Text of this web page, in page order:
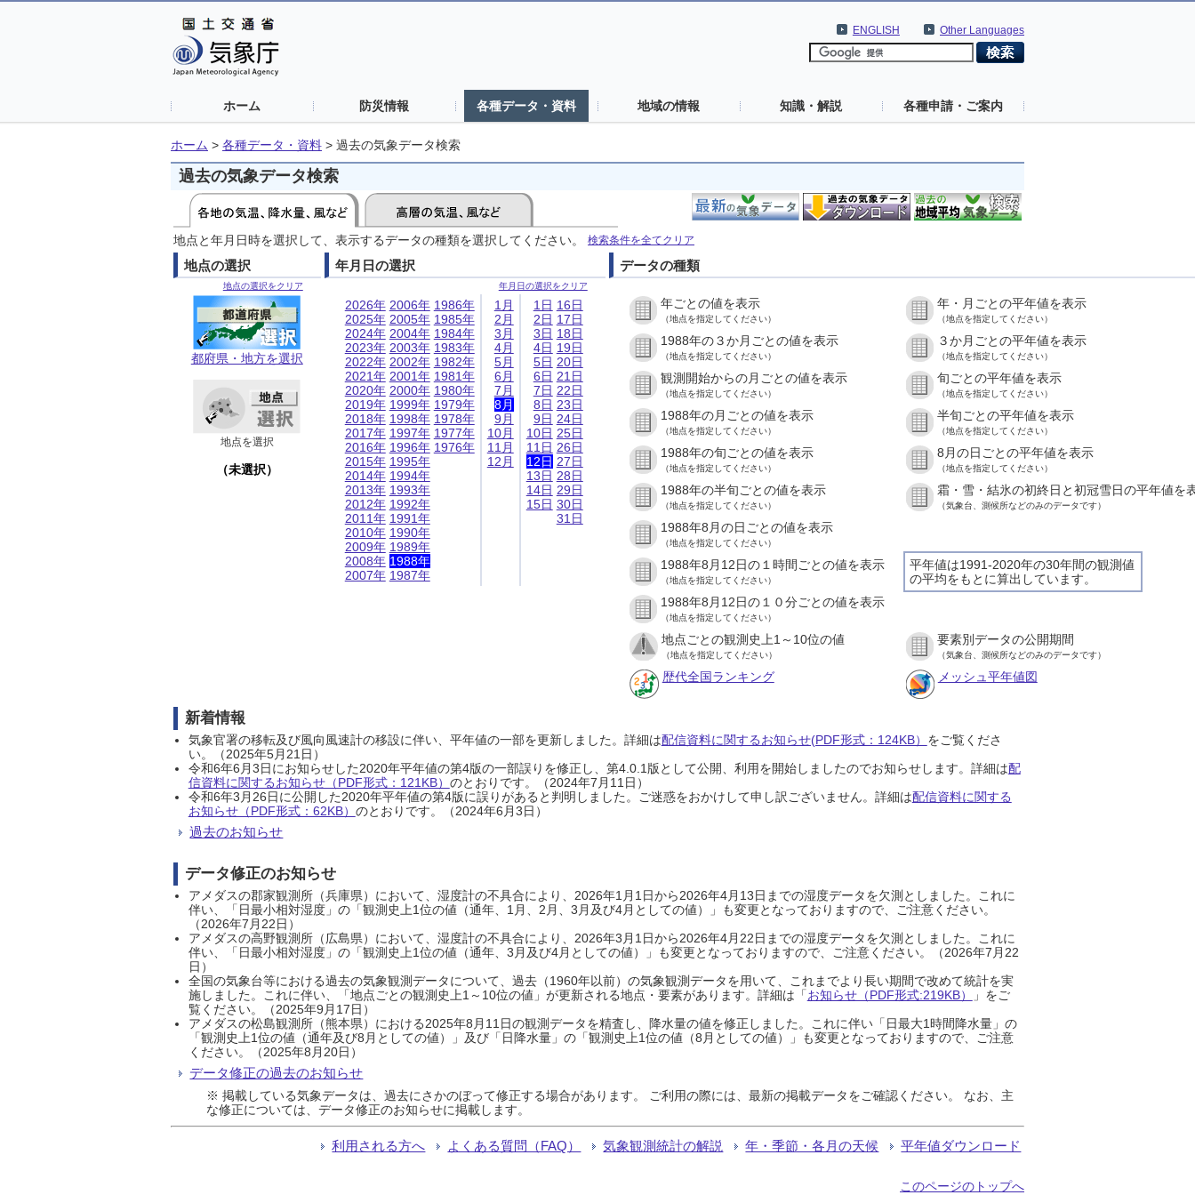
Other Languages
ENGLISH
ホーム 防災情報 各種データ・資料 地域の情報 知識・解説 各種申請・ご案内
ホーム > 各種データ・資料 > 過去の気象データ検索
過去の気象データ検索
地点と年月日時を選択して、表示するデータの種類を選択してください。 検索条件を全てクリア
地点の選択
地点の選択をクリア
都府県・地方を選択
地点を選択
（未選択）
年月日の選択
年月日の選択をクリア
2026年
2025年
2024年
2023年
2022年
2021年
2020年
2019年
2018年
2017年
2016年
2015年
2014年
2013年
2012年
2011年
2010年
2009年
2008年
2007年
2006年
2005年
2004年
2003年
2002年
2001年
2000年
1999年
1998年
1997年
1996年
1995年
1994年
1993年
1992年
1991年
1990年
1989年
1988年
1987年
1986年
1985年
1984年
1983年
1982年
1981年
1980年
1979年
1978年
1977年
1976年
1月
2月
3月
4月
5月
6月
7月
8月
9月
10月
11月
12月
1日
2日
3日
4日
5日
6日
7日
8日
9日
10日
11日
12日
13日
14日
15日
16日
17日
18日
19日
20日
21日
22日
23日
24日
25日
26日
27日
28日
29日
30日
31日
データの種類
年ごとの値を表示
（地点を指定してください）
年・月ごとの平年値を表示
（地点を指定してください）
1988年の３か月ごとの値を表示
（地点を指定してください）
３か月ごとの平年値を表示
（地点を指定してください）
観測開始からの月ごとの値を表示
（地点を指定してください）
旬ごとの平年値を表示
（地点を指定してください）
1988年の月ごとの値を表示
（地点を指定してください）
半旬ごとの平年値を表示
（地点を指定してください）
1988年の旬ごとの値を表示
（地点を指定してください）
8月の日ごとの平年値を表示
（地点を指定してください）
1988年の半旬ごとの値を表示
（地点を指定してください）
霜・雪・結氷の初終日と初冠雪日の平年値を
（気象台、測候所などのみのデータです）
1988年8月の日ごとの値を表示
（地点を指定してください）
平年値は1991-2020年の30年間の観測値
の平均をもとに算出しています。
1988年8月12日の１時間ごとの値を表示
（地点を指定してください）
1988年8月12日の１０分ごとの値を表示
（地点を指定してください）
地点ごとの観測史上1～10位の値
（地点を指定してください）
要素別データの公開期間
（気象台、測候所などのみのデータです）
歴代全国ランキング メッシュ平年値図
新着情報
気象官署の移転及び風向風速計の移設に伴い、平年値の一部を更新しました。詳細は配信資料に関するお知らせ(PDF形式：124KB） をご覧くださ
い。（2025年5月21日）
令和6年6月3日にお知らせした2020年平年値の第4版の一部誤りを修正し、第4.0.1版として公開、利用を開始しましたのでお知らせします。詳細は配
信資料に関するお知らせ（PDF形式：121KB） のとおりです。（2024年7月11日）
令和6年3月26日に公開した2020年平年値の第4版に誤りがあると判明しました。ご迷惑をおかけして申し訳ございません。詳細は配信資料に関する
お知らせ（PDF形式：62KB） のとおりです。（2024年6月3日）
過去のお知らせ
データ修正のお知らせ
アメダスの郡家観測所（兵庫県）において、湿度計の不具合により、2026年1月1日から2026年4月13日までの湿度データを欠測としました。これに
伴い、「日最小相対湿度」の「観測史上1位の値（通年、1月、2月、3月及び4月としての値）」も変更となっておりますので、ご注意ください。
（2026年7月22日）
アメダスの高野観測所（広島県）において、湿度計の不具合により、2026年3月1日から2026年4月22日までの湿度データを欠測としました。これに
伴い、「日最小相対湿度」の「観測史上1位の値（通年、3月及び4月としての値）」も変更となっておりますので、ご注意ください。（2026年7月22
日）
全国の気象台等における過去の気象観測データについて、過去（1960年以前）の気象観測データを用いて、これまでより長い期間で改めて統計を実
施しました。これに伴い、「地点ごとの観測史上1～10位の値」が更新される地点・要素があります。詳細は「お知らせ（PDF形式:219KB）
」をご
覧ください。（2025年9月17日）
アメダスの松島観測所（熊本県）における2025年8月11日の観測データを精査し、降水量の値を修正しました。これに伴い「日最大1時間降水量」の
「観測史上1位の値（通年及び8月としての値）」及び「日降水量」の「観測史上1位の値（8月としての値）」も変更となっておりますので、ご注意
ください。（2025年8月20日）
データ修正の過去のお知らせ
※ 掲載している気象データは、過去にさかのぼって修正する場合があります。 ご利用の際には、最新の掲載データをご確認ください。 なお、主
な修正については、データ修正のお知らせに掲載します。
利用される方へ よくある質問（FAQ） 気象観測統計の解説 年・季節・各月の天候 平年値ダウンロード
このページのトップへ